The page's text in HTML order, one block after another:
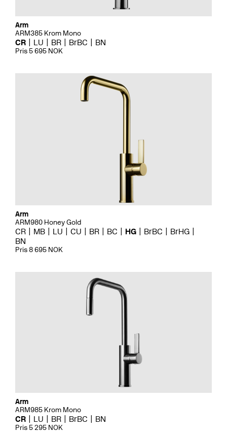
Arm
ARM385 Krom Mono
CR LU BR BrBC BN
Pris 5 695 NOK
Arm
ARM980 Honey Gold
CR MB LU CU BR BC HG BrBC
BrHG
BN
Pris 8 695 NOK
Arm
ARM985 Krom Mono
CR LU BR BrBC BN
Pris 5 295 NOK